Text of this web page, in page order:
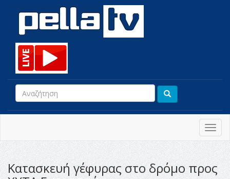
Κατασκευή γέφυρας στο δρόμο προς